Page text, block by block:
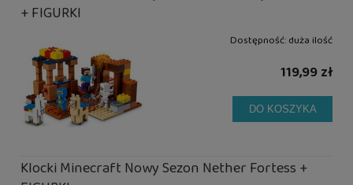
+ FIGURKI
Dostępność:duża ilość
119,99 zł
DO KOSZYKA
Klocki Minecraft Nowy Sezon Nether Fortess +